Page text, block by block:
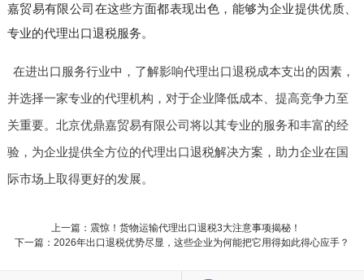
嘉贸易有限公司在这些方面都表现出色，能够为企业提供优质、
专业的代理出口退税服务。
在进出口服务行业中，了解影响代理出口退税成本支出的因素，
并选择一家专业的代理机构，对于企业降低成本、提高竞争力至
关重要。北京优鼎嘉贸易有限公司将以其专业的服务和丰富的经
验，为企业提供全方位的代理出口退税解决方案，助力企业在国
际市场上取得更好的发展。
上一篇：震惊！货物运输代理出口退税3大注意事项揭秘！
下一篇：2026年出口退税优势尽显，这些企业为何能把它用得如此得心应手？